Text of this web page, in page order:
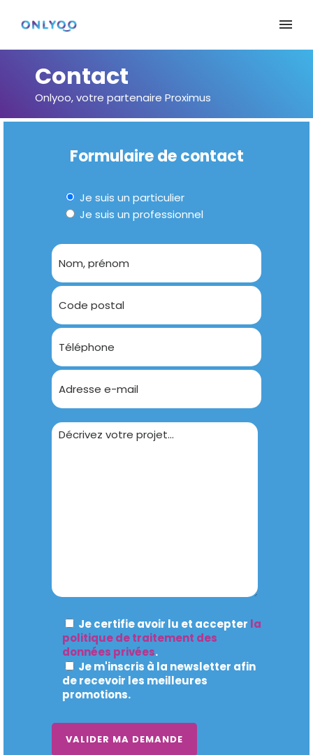
Contact
Onlyoo, votre partenaire Proximus
Formulaire de contact
Je suis un particulier
Je suis un professionnel
Je certifie avoir lu et accepter la
politique de traitement des
données privées.
Je m'inscris à la newsletter afin
de recevoir les meilleures
promotions.